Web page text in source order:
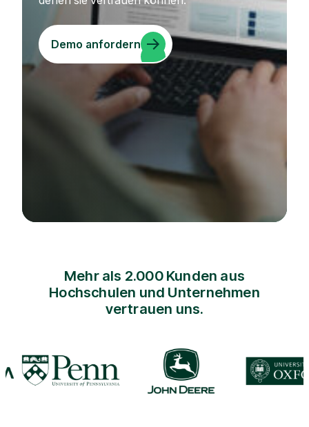
Demo anfordern
Mehr als 2.000 Kunden aus
Hochschulen und Unternehmen
vertrauen uns.